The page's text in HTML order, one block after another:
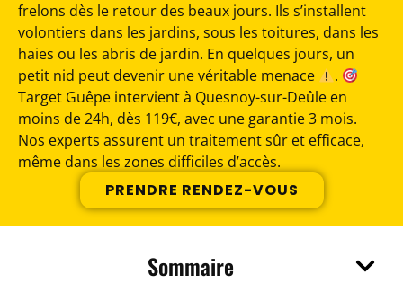
frelons dès le retour des beaux jours. Ils s’installent
volontiers dans les jardins, sous les toitures, dans les
haies ou les abris de jardin. En quelques jours, un
petit nid peut devenir une véritable menace
.
Target Guêpe intervient à Quesnoy-sur-Deûle en
moins de 24h, dès 119€, avec une garantie 3 mois.
Nos experts assurent un traitement sûr et efficace,
même dans les zones difficiles d’accès.
PRENDRE RENDEZ-VOUS
Sommaire